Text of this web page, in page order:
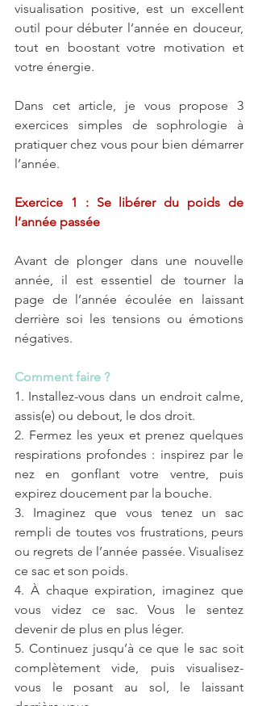
visualisation positive, est un excellent
outil pour débuter l’année en douceur,
tout en boostant votre motivation et
votre énergie.
Dans cet article, je vous propose 3
exercices simples de sophrologie à
pratiquer chez vous pour bien démarrer
l’année.
Exercice 1 : Se libérer du poids de
l’année passée
Avant de plonger dans une nouvelle
année, il est essentiel de tourner la
page de l’année écoulée en laissant
derrière soi les tensions ou émotions
négatives.
Comment faire ?
1. Installez-vous dans un endroit calme,
assis(e) ou debout, le dos droit.
2. Fermez les yeux et prenez quelques
respirations profondes : inspirez par le
nez en gonflant votre ventre, puis
expirez doucement par la bouche.
3. Imaginez que vous tenez un sac
rempli de toutes vos frustrations, peurs
ou regrets de l’année passée. Visualisez
ce sac et son poids.
4. À chaque expiration, imaginez que
vous videz ce sac. Vous le sentez
devenir de plus en plus léger.
5. Continuez jusqu’à ce que le sac soit
complètement vide, puis visualisez-
vous le posant au sol, le laissant